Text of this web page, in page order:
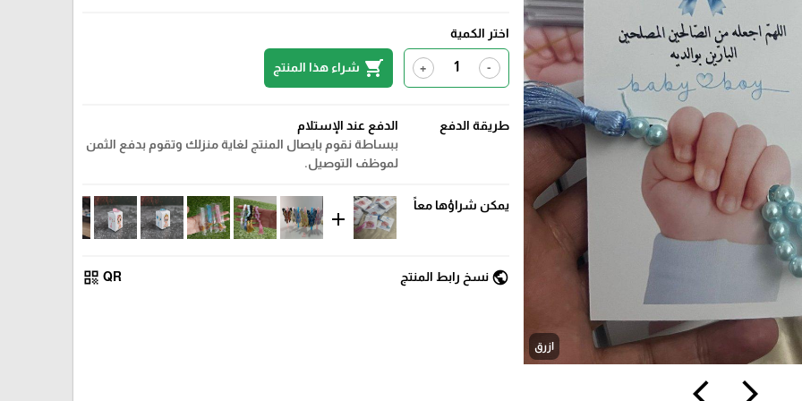
ازرق
زهري
arrow_forward_ios
arrow_back_ios
اختر الكمية
-
+
shopping_cart شراء هذا المنتج
طريقة الدفع
الدفع عند الإستلام
ببساطة نقوم بايصال المنتج لغاية منزلك وتقوم بدفع الثمن
لموظف التوصيل.
يمكن شراؤها معاً
add
public نسخ رابط المنتج QR
qr_code